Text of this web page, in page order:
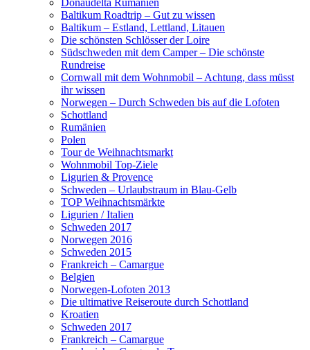
Baltikum Roadtrip – Gut zu wissen
Baltikum – Estland, Lettland, Litauen
Die schönsten Schlösser der Loire
Südschweden mit dem Camper – Die schönste
Rundreise
Cornwall mit dem Wohnmobil – Achtung, dass müsst
ihr wissen
Norwegen – Durch Schweden bis auf die Lofoten
Schottland
Rumänien
Polen
Tour de Weihnachtsmarkt
Wohnmobil Top-Ziele
Ligurien & Provence
Schweden – Urlaubstraum in Blau-Gelb
TOP Weihnachtsmärkte
Ligurien / Italien
Schweden 2017
Norwegen 2016
Schweden 2015
Frankreich – Camargue
Belgien
Norwegen-Lofoten 2013
Die ultimative Reiseroute durch Schottland
Kroatien
Schweden 2017
Frankreich – Camargue